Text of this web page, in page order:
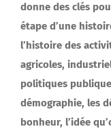
donne des clés
étape d’une
l’histoire des
agricoles,
politiques
démographie, les
bonheur, l’idée